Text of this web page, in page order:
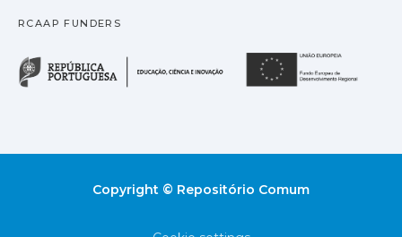
RCAAP FUNDERS
República Portuguesa
Copyright © Repositório Comum